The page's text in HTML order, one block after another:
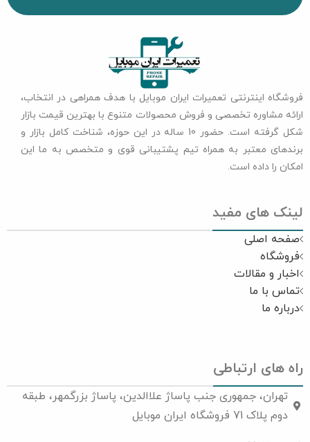
فروشگاه اینترنتی تعمیرات ایران موبایل با هدف همراهی در انتخاب،
ارائه مشاوره تخصصی و فروش محصولات متنوع با بهترین قیمت بازار
شکل گرفته است. حضور 10 ساله در این حوزه، شناخت کامل بازار و
برندهای معتبر به همراه تیم پشتیبانی قوی و متخصص به ما این
امکان را داده است.
لینک های مفید
صفحه اصلی
فروشگاه
اخبار و مقالات
تماس با ما
درباره ما
راه های ارتباطی
تهران، جمهوری جنب پاساژ علاالدین، پاساژ بزرگمهر، طبقه
دوم پلاک 71 فروشگاه ایران موبایل